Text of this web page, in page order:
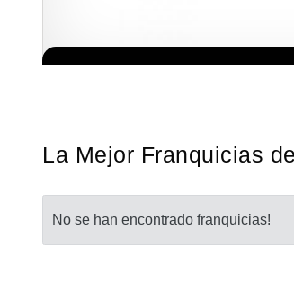
La Mejor Franquicias
No se han encontrado franquicias!